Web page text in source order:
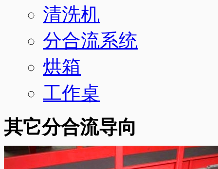
清洗机
分合流系统
烘箱
工作桌
其它分合流导向